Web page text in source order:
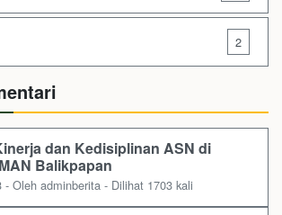
2
dan Kedisiplinan ASN di
Balikpapan
- Oleh adminberita - Dilihat 1703 kali